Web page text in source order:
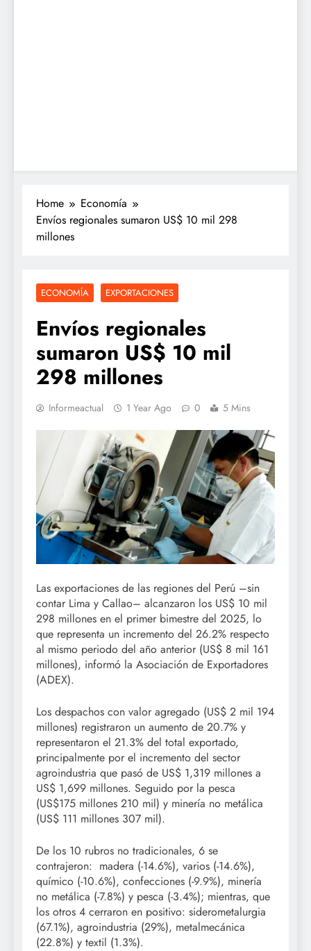
Home
Economía
Envíos regionales sumaron US$ 10 mil 298
millones
ECONOMÍA EXPORTACIONES
Envíos regionales
sumaron US$ 10 mil
298 millones
Informeactual 1 Year Ago 0 5 Mins
Las exportaciones de las regiones del Perú –sin
contar Lima y Callao– alcanzaron los US$ 10 mil
298 millones en el primer bimestre del 2025, lo
que representa un incremento del 26.2% respecto
al mismo periodo del año anterior (US$ 8 mil 161
millones), informó la Asociación de Exportadores
(ADEX).
Los despachos con valor agregado (US$ 2 mil 194
millones) registraron un aumento de 20.7% y
representaron el 21.3% del total exportado,
principalmente por el incremento del sector
agroindustria que pasó de US$ 1,319 millones a
US$ 1,699 millones. Seguido por la pesca
(US$175 millones 210 mil) y minería no metálica
(US$ 111 millones 307 mil).
De los 10 rubros no tradicionales, 6 se
contrajeron: madera (-14.6%), varios (-14.6%),
químico (-10.6%), confecciones (-9.9%), minería
no metálica (-7.8%) y pesca (-3.4%); mientras, que
los otros 4 cerraron en positivo: siderometalurgia
(67.1%), agroindustria (29%), metalmecánica
(22.8%) y textil (1.3%).